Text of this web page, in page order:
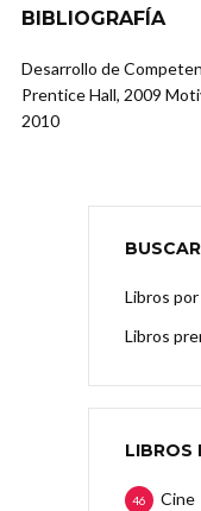
BIBLIOGRAFÍA
Desarrollo de
Prentice Hall, 2009
2010
BUSCAR
Libros
Libros
LIBROS
Cine
46